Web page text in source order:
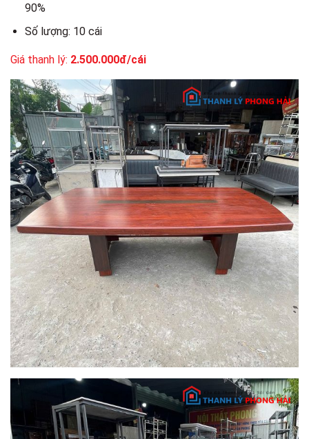
90%
Số lượng: 10 cái
Giá thanh lý: 2.500.000đ/cái